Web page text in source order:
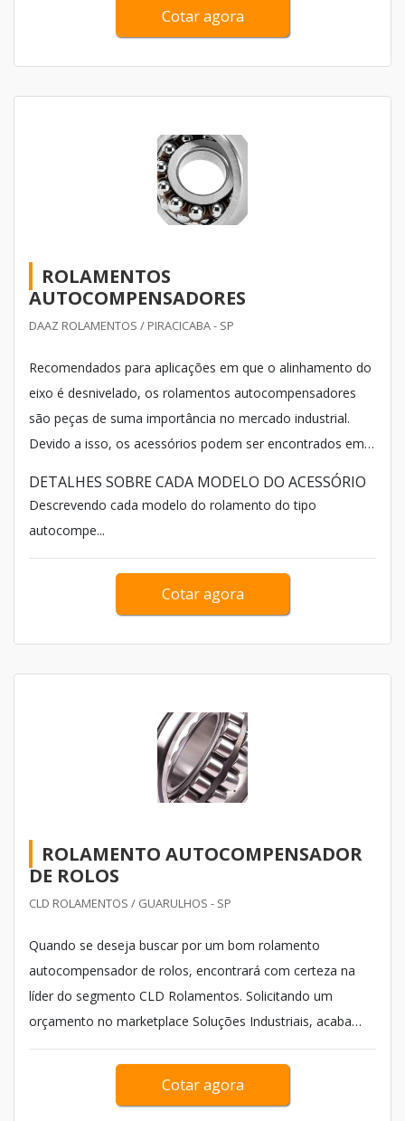
Cotar agora
ROLAMENTOS
AUTOCOMPENSADORES
DAAZ ROLAMENTOS / PIRACICABA - SP
Recomendados para aplicações em que o alinhamento do
eixo é desnivelado, os rolamentos autocompensadores
são peças de suma importância no mercado industrial.
Devido a isso, os acessórios podem ser encontrados em
diferentes modelos, sendo os do tipo rolo e os esfera os
DETALHES SOBRE CADA MODELO DO ACESSÓRIO
Descrevendo cada modelo do rolamento do tipo
autocompe...
Cotar agora
ROLAMENTO AUTOCOMPENSADOR
DE ROLOS
CLD ROLAMENTOS / GUARULHOS - SP
Quando se deseja buscar por um bom rolamento
autocompensador de rolos, encontrará com certeza na
líder do segmento CLD Rolamentos. Solicitando um
orçamento no marketplace Soluções Industriais, acaba
achando sofisticação, qualidade e preço justo em um só
lugar. Com os profissionais especializados da empresa
atingirá proteção com qualidade, agilidade e pronta ent...
Cotar agora